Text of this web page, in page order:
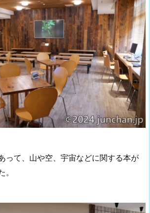
って、山や空、宇宙などに関する本が